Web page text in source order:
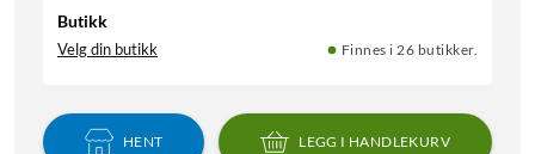
Butikk
Velg din butikk Finnes i 26 butikker.
HENT LEGG I HANDLEKURV